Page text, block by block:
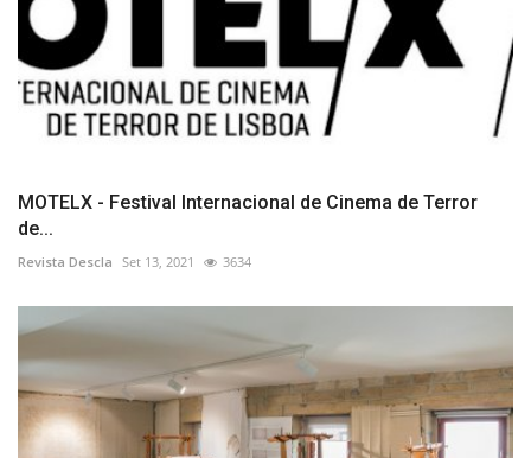
MOTELX - Festival Internacional de Cinema de Terror
de...
Revista Descla Set 13, 2021 3634